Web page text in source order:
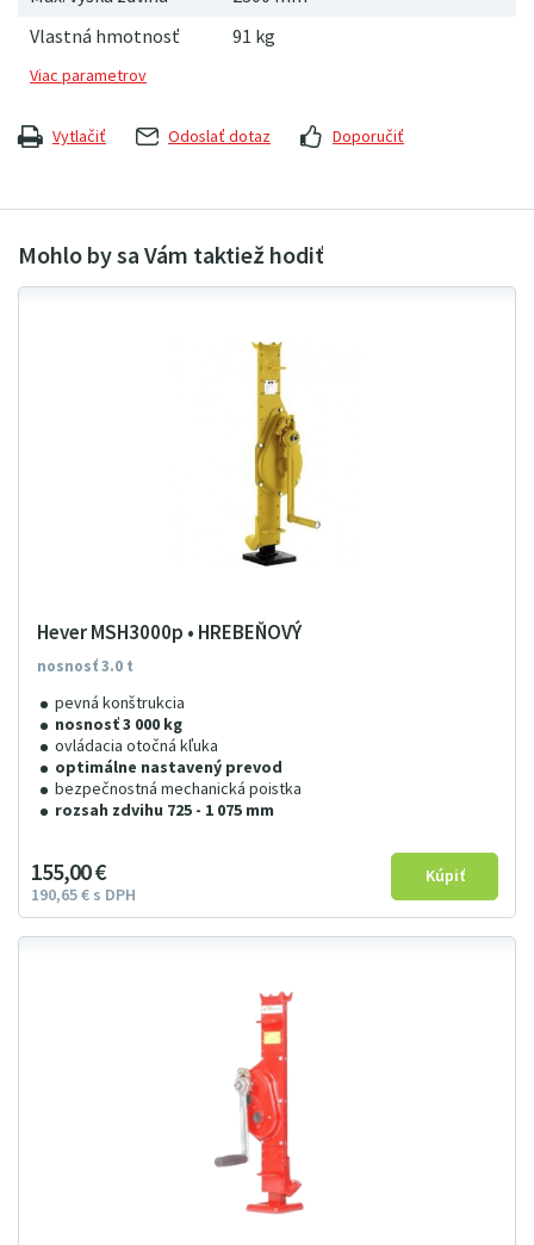
Vlastná hmotnosť
91 kg
Vytlačiť Odoslať dotaz Doporučiť
Hever MSH3000p • HREBEŇOVÝ
nosnosť 3.0 t
pevná konštrukcia
nosnosť 3 000 kg
ovládacia otočná kľuka
optimálne nastavený prevod
bezpečnostná mechanická poistka
rozsah zdvihu 725 - 1 075 mm
155 00€
190 65€ s DPH